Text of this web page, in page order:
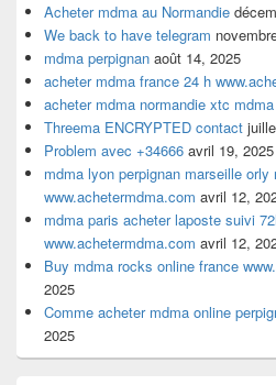
Acheter mdma au Normandie
We back to have telegram
mdma perpignan août 14, 2025
acheter mdma france 24 h
acheter mdma normandie xtc
Threema ENCRYPTED contact
Problem avec +34666 avril 19, 2025
mdma lyon perpignan marseille orly
www.achetermdma.com avril 12,
mdma paris acheter laposte suivi
www.achetermdma.com avril 12,
Buy mdma rocks online france
2025
Comme acheter mdma online
2025